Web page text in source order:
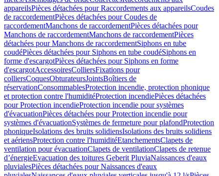
appareilsPièces détachées pour Raccordements aux appareilsCoudes
de raccordementPièces détachées pour Coudes de
raccordementManchons de raccordementPièces détachées pour
Manchons de raccordementManchons de raccordementPièces
détachées pour Manchons de raccordementSiphons en tube
coudéPièces détachées pour Siphons en tube coudéSiphons en
forme d'escargotPièces détachées pour Siphons en forme
d'escargotAccessoiresColliersFixations pour
colliersCoquesObturateursJointsBoîtiers de
réservationConsommablesProtection incendie, protection phonique
et protection contre l'humiditéProtection incendiePièces détachées
pour Protection incendieProtection incendie pour systèmes
d'évacuationPièces détachées pour Protection incendie pour
systèmes d'évacuationSystèmes de fermeture pour plafondProtection
phoniqueIsolations des bruits solidiensIsolations des bruits solidiens
et aériensProtection contre l'humiditéEtanchementsClapets de
ventilation pour évacuationClapets de ventilationClapets de retenue
d’énergieEvacuation des toitures Geberit PluviaNaissances d'eaux
pluvialesPièces détachées pour Naissances d'eaux